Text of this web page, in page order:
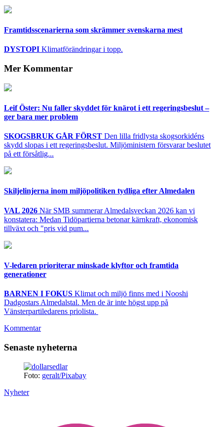
Framtidsscenarierna som skrämmer svenskarna mest
DYSTOPI Klimatförändringar i topp.
Mer Kommentar
Leif Öster: Nu faller skyddet för knärot i ett regeringsbeslut –
ger bara mer problem
SKOGSBRUK GÅR FÖRST Den lilla fridlysta skogsorkidéns
skydd slopas i ett regeringsbeslut. Miljöministern försvarar beslutet
på ett försåtlig...
Skiljelinjerna inom miljöpolitiken tydliga efter Almedalen
VAL 2026 När SMB summerar Almedalsveckan 2026 kan vi
konstatera: Medan Tidöpartierna betonar kärnkraft, ekonomisk
tillväxt och "pris vid pum...
V-ledaren prioriterar minskade klyftor och framtida
generationer
BARNEN I FOKUS Klimat och miljö finns med i Nooshi
Dadgostars Almedalstal. Men de är inte högst upp på
Vänsterpartiledarens priolista.
Kommentar
Senaste nyheterna
Foto: geralt/Pixabay
Nyheter